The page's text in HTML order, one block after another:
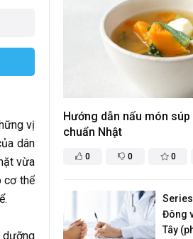
vị
dân
vừa
cơ thể
dưỡng
0 0 0
Hướng dẫn nấu món
chuẩn Nhật
Đông
Tây